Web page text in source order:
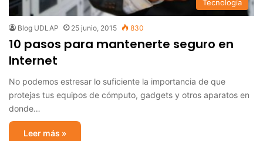
Tecnología
Blog UDLAP 25 junio, 2015 830
10 pasos para mantenerte seguro en
Internet
No podemos estresar lo suficiente la importancia de que
protejas tus equipos de cómputo, gadgets y otros aparatos en
donde…
Leer más »